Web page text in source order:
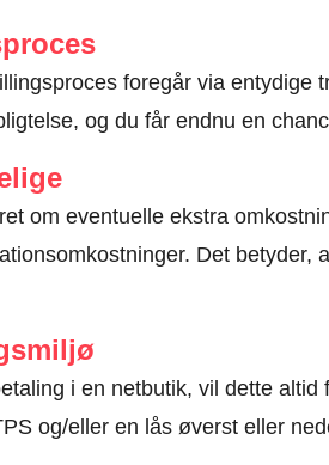
foregår via entydige
og du får endnu en
om eventuelle ekstra
Det betyder,
i en netbutik, vil dette
og/eller en lås øverst eller